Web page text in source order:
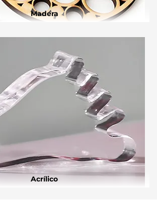
Madera
Acrílico